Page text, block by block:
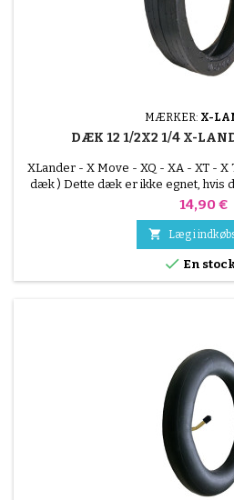
MÆRKER: X-
DÆK 12 1/2X2 1/4 X-
XLander - X Move - XQ - XA - XT -
dæk ) Dette dæk er ikke egnet, hvis
121/2x21/4-dæk (
Pris
14,90 €
 Læg i
 En stock